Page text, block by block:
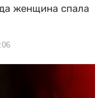
женщина спала